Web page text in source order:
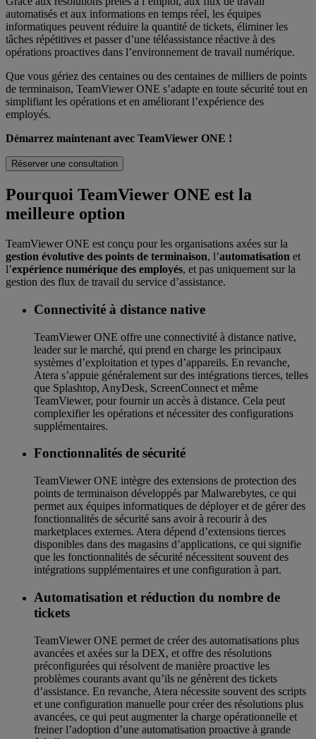
automatisés et aux informations en temps réel, les équipes
informatiques peuvent réduire la quantité de tickets, éliminer les
tâches répétitives et passer d’une téléassistance réactive à des
opérations proactives dans l’environnement de travail numérique.
Que vous gériez des centaines ou des centaines de milliers de points
de terminaison, TeamViewer ONE s’adapte en toute sécurité tout en
simplifiant les opérations et en améliorant l’expérience des
employés.
Démarrez maintenant avec TeamViewer ONE !
Réserver une consultation
Pourquoi TeamViewer ONE est la
meilleure option
TeamViewer ONE est conçu pour les organisations axées sur la
gestion évolutive des points de terminaison, l’automatisation et
l’expérience numérique des employés, et pas uniquement sur la
gestion des flux de travail du service d’assistance.
Connectivité à distance native
TeamViewer ONE offre une connectivité à distance native,
leader sur le marché, qui prend en charge les principaux
systèmes d’exploitation et types d’appareils. En revanche,
Atera s’appuie généralement sur des intégrations tierces, telles
que Splashtop, AnyDesk, ScreenConnect et même
TeamViewer, pour fournir un accès à distance. Cela peut
complexifier les opérations et nécessiter des configurations
supplémentaires.
Fonctionnalités de sécurité
TeamViewer ONE intègre des extensions de protection des
points de terminaison développés par Malwarebytes, ce qui
permet aux équipes informatiques de déployer et de gérer des
fonctionnalités de sécurité sans avoir à recourir à des
marketplaces externes. Atera dépend d’extensions tierces
disponibles dans des magasins d’applications, ce qui signifie
que les fonctionnalités de sécurité nécessitent souvent des
intégrations supplémentaires et une configuration à part.
Automatisation et réduction du nombre de
tickets
TeamViewer ONE permet de créer des automatisations plus
avancées et axées sur la DEX, et offre des résolutions
préconfigurées qui résolvent de manière proactive les
problèmes courants avant qu’ils ne génèrent des tickets
d’assistance. En revanche, Atera nécessite souvent des scripts
et une configuration manuelle pour créer des résolutions plus
avancées, ce qui peut augmenter la charge opérationnelle et
freiner l’adoption d’une automatisation proactive à grande